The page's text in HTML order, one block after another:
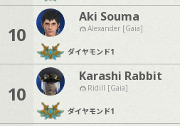
10
Aki Souma
Alexander [Gaia]
ダイヤモンド1
10
Karashi Rabbit
Ridill [Gaia]
ダイヤモンド1